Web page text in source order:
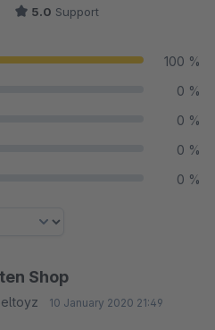
5.0 Support
100 %
0 %
0 %
0 %
0 %
Shop
10 January 2020 21:49